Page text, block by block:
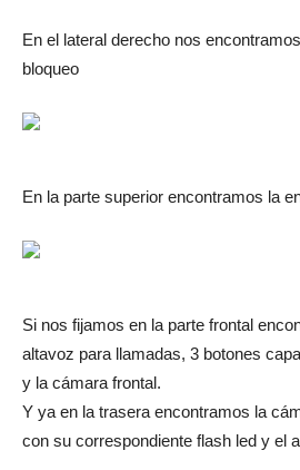
En el lateral derecho nos
bloqueo
En la parte superior encontramos la
Si nos fijamos en la parte frontal
altavoz para llamadas, 3 botones
y la cámara frontal.
Y ya en la trasera encontramos la
con su correspondiente flash led y el